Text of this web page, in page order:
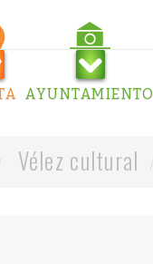
AYUNTAMIENTO
Vélez cultural